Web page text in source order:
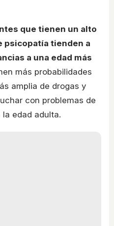
que tienen un alto
psicopatía tienden a
a una edad más
más probabilidades
amplia de drogas y
con problemas de
edad adulta.